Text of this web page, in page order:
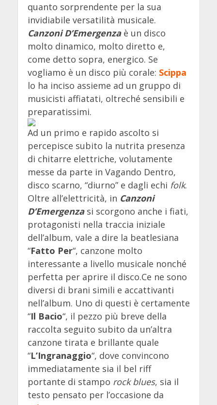
quanto sorprendente per la sua
invidiabile versatilità musicale.
Canzoni D’Emergenzaè un disco
molto dinamico, molto diretto e,
come detto sopra, energico. Se
vogliamo è un disco più corale: Scippa
lo ha inciso assieme ad un gruppo di
musicisti affiatati, oltreché sensibili e
preparatissimi.
Ad un primo e rapido ascolto si
percepisce subito la nutrita presenza
di chitarre elettriche, volutamente
messe da parte in Vagando Dentro,
disco scarno, “diurno” e dagli echi folk.
Oltre all’elettricità, in Canzoni
D’Emergenzasi scorgono anche i fiati,
protagonisti nella traccia iniziale
dell’album, vale a dire la beatlesiana
“Fatto Per“, canzone molto
interessante a livello musicale nonché
perfetta per aprire il disco.Ce ne sono
diversi di brani simili e accattivanti
nell’album. Uno di questi è certamente
“Il Bacio“, il pezzo più breve della
raccolta seguito subito da un’altra
canzone tirata e brillante quale
“L’Ingranaggio“, dove convincono
immediatamente sia il bel riff
portante di stampo rock blues, sia il
testo pensato per l’occasione da